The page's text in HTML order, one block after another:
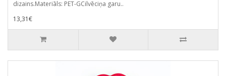
dizains.Materiāls: PET-GCilvēciņa garu..
13,31€